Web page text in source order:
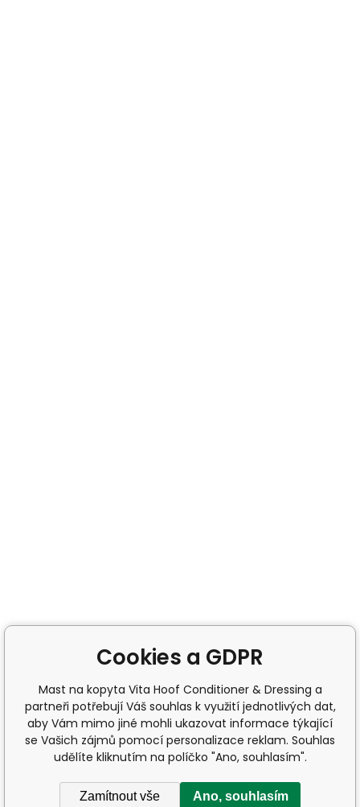
Cookies a GDPR
Mast na kopyta Vita Hoof Conditioner & Dressing a
partneři potřebují Váš souhlas k využití jednotlivých dat,
aby Vám mimo jiné mohli ukazovat informace týkající
se Vašich zájmů pomocí personalizace reklam. Souhlas
udělíte kliknutím na políčko "Ano, souhlasím".
Zamítnout vše Ano, souhlasím